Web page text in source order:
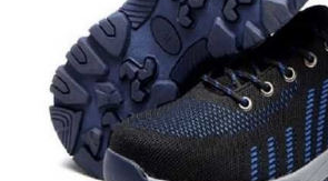
TB CHỐNG RƠI NGÃ
DÂY ĐAI AN TOÀN
DÂY ĐAI CỨU SINH VÀ PHỤ KIỆN